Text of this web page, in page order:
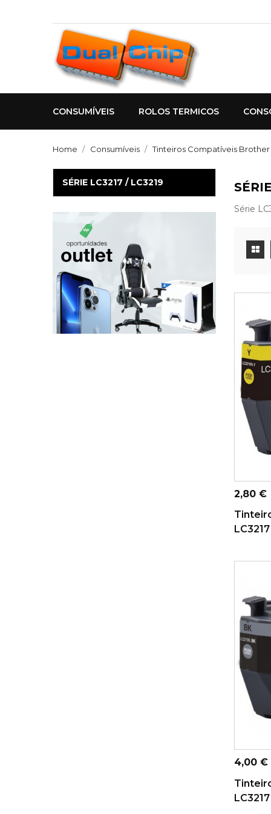
CONSUMÍVEIS ROLOS TERMICOS
Home Consumíveis Tinteiros Compatíveis Brother
SÉRIE LC3217 / LC3219
Série
Preço
2,80 €
Preço
4,00 €